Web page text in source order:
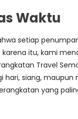
Waktu
setiap
itu, kami
Travel
hari, siang,
yang